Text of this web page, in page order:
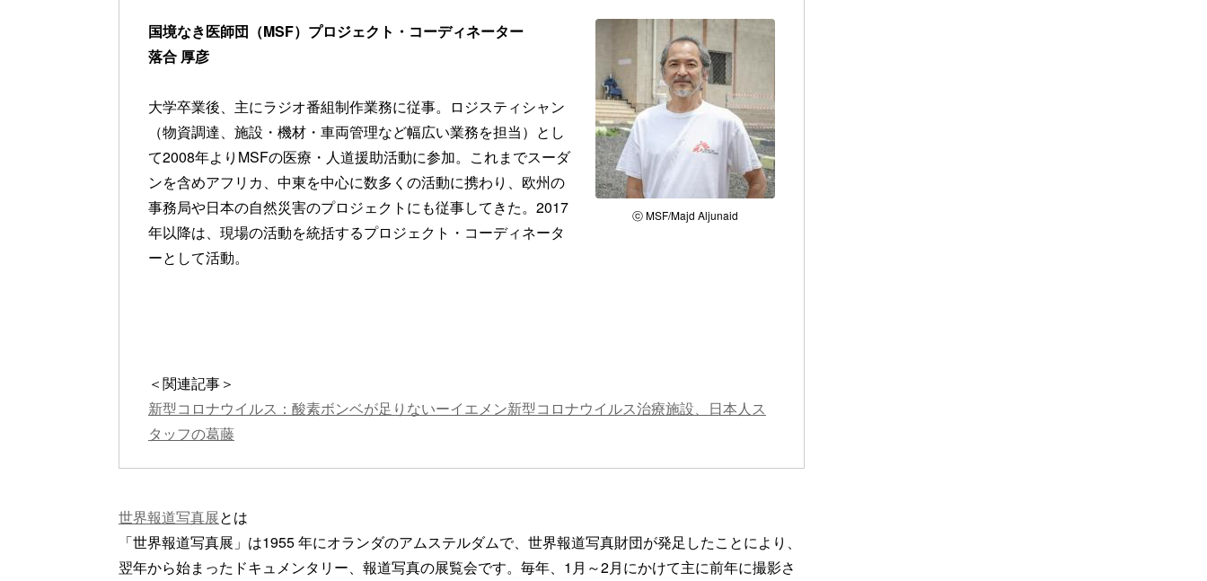
ⓒ MSF/Majd Aljunaid
国境なき医師団（MSF）プロジェクト・コーディネーター
落合 厚彦
大学卒業後、主にラジオ番組制作業務に従事。ロジスティシャン
（物資調達、施設・機材・車両管理など幅広い業務を担当）とし
て2008年よりMSFの医療・人道援助活動に参加。これまでスーダ
ンを含めアフリカ、中東を中心に数多くの活動に携わり、欧州の
事務局や日本の自然災害のプロジェクトにも従事してきた。2017
年以降は、現場の活動を統括するプロジェクト・コーディネータ
ーとして活動。
＜関連記事＞
新型コロナウイルス：酸素ボンベが足りないーイエメン新型コロナウイルス治療施設、日本人ス
タッフの葛藤
世界報道写真展とは
「世界報道写真展」は1955 年にオランダのアムステルダムで、世界報道写真財団が発足したことにより、
翌年から始まったドキュメンタリー、報道写真の展覧会です。毎年、1月～2月にかけて主に前年に撮影さ